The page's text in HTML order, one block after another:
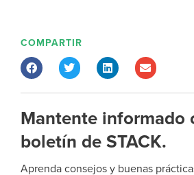
COMPARTIR
Mantente informado
boletín de STACK.
Aprenda consejos y buenas